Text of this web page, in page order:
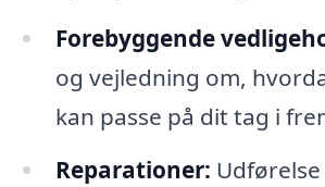
Forebyggende
og vejledning om,
kan passe på dit tag i
Reparationer: